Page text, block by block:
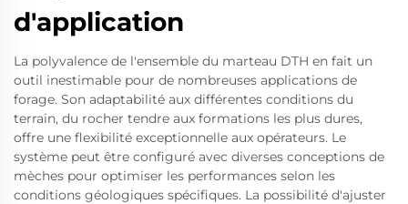
d'application
La polyvalence de l'ensemble du marteau DTH en fait un
outil inestimable pour de nombreuses applications de
forage. Son adaptabilité aux différentes conditions du
terrain, du rocher tendre aux formations les plus dures,
offre une flexibilité exceptionnelle aux opérateurs. Le
système peut être configuré avec diverses conceptions de
mèches pour optimiser les performances selon les
conditions géologiques spécifiques. La possibilité d'ajuster